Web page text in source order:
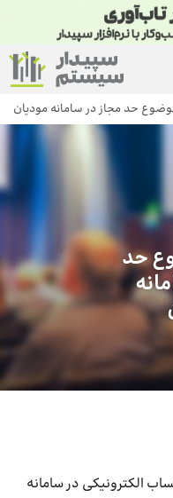
حد مجاز در سامانه مودیان
حد
الکترونیکی در سامانه